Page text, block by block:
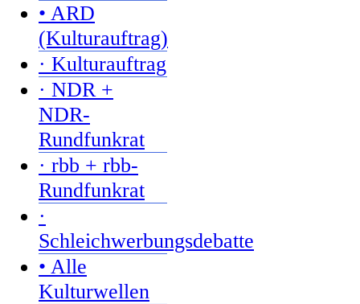
• ARD
(Kulturauftrag)
· Kulturauftrag
· NDR +
NDR-
Rundfunkrat
· rbb + rbb-
Rundfunkrat
·
Schleichwerbungsdebatte
• Alle
Kulturwellen